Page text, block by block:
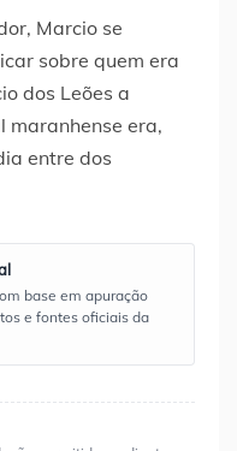
Marcio se
sobre quem era
dos Leões a
maranhense era,
entre dos
base em apuração
e fontes oficiais da